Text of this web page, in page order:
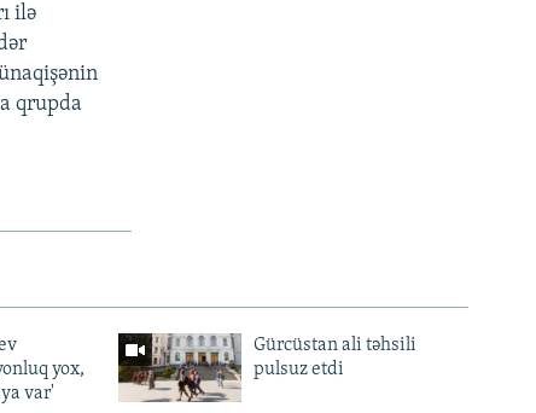
ilə
qrupda
yox,
var'
Gürcüstan ali təhsili
pulsuz etdi